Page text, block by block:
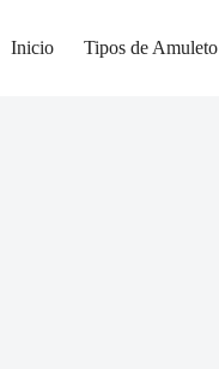
Inicio Tipos de Amuleto